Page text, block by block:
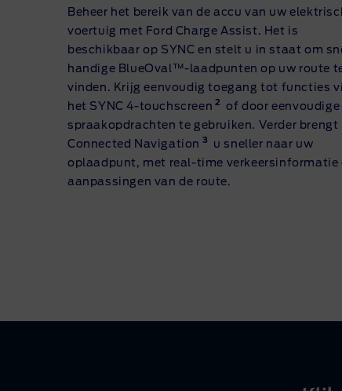
Beheer het bereik van de accu van uw
voertuig met Ford Charge Assist. Het is
beschikbaar op SYNC en stelt u in staat om
handige BlueOval™-laadpunten op uw route
vinden. Krijg eenvoudig toegang tot functies
het SYNC 4-touchscreen 2
of door eenvoudige
spraakopdrachten te gebruiken. Verder brengt
Connected Navigation 3
u sneller naar uw
oplaadpunt, met real-time verkeersinformatie
aanpassingen van de route.